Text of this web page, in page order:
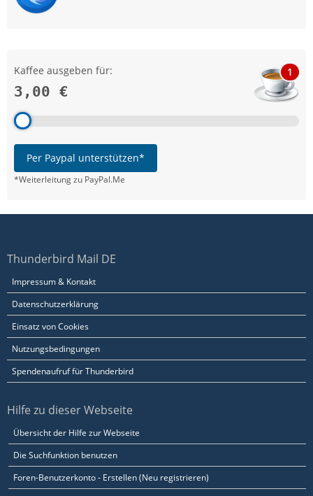
Kaffee ausgeben für:
3,00 €
1
Per Paypal unterstützen*
*Weiterleitung zu PayPal.Me
Thunderbird Mail DE
Impressum & Kontakt
Datenschutzerklärung
Einsatz von Cookies
Nutzungsbedingungen
Spendenaufruf für Thunderbird
Hilfe zu dieser Webseite
Übersicht der Hilfe zur Webseite
Die Suchfunktion benutzen
Foren-Benutzerkonto - Erstellen (Neu registrieren)